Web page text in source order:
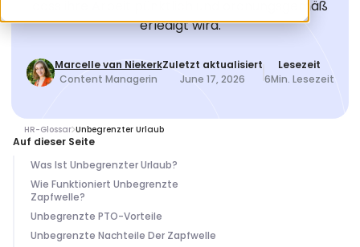
dass ihre Arbeit pünktlich und ordnungsgemäß
erledigt wird.
Marcelle van Niekerk
Content Managerin
Zuletzt aktualisiert
June 17, 2026
Lesezeit
6Min. Lesezeit
HR-Glossar Unbegrenzter Urlaub
Auf dieser Seite
Was Ist Unbegrenzter Urlaub?
Wie Funktioniert Unbegrenzte
Zapfwelle?
Unbegrenzte PTO-Vorteile
Unbegrenzte Nachteile Der Zapfwelle